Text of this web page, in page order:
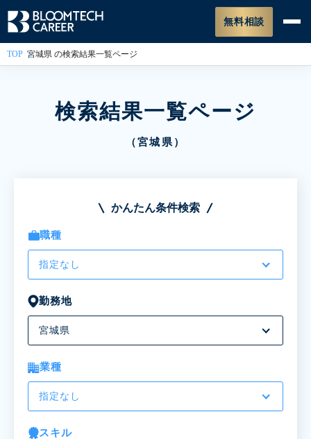
無料相談
TOP 宮城県 の検索結果一覧ページ
検索結果一覧ページ
（宮城県）
かんたん条件検索
職種
指定なし
勤務地
宮城県
業種
指定なし
スキル